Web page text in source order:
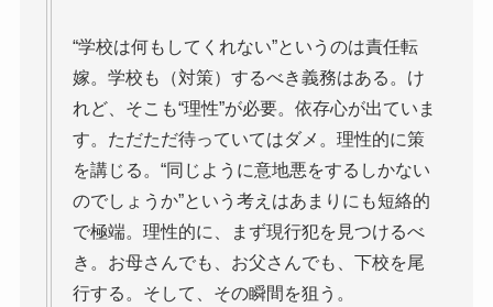
“学校は何もしてくれない”というのは責任転
嫁。学校も（対策）するべき義務はある。け
れど、そこも“理性”が必要。依存心が出ていま
す。ただただ待っていてはダメ。理性的に策
を講じる。“同じように意地悪をするしかない
のでしょうか”という考えはあまりにも短絡的
で極端。理性的に、まず現行犯を見つけるべ
き。お母さんでも、お父さんでも、下校を尾
行する。そして、その瞬間を狙う。